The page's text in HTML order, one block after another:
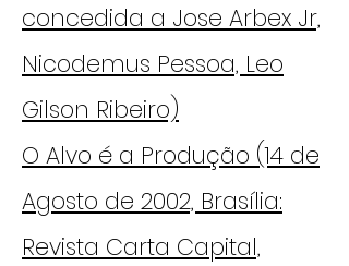
concedida a Jose Arbex Jr,
Nicodemus Pessoa, Leo
Gilson Ribeiro)
O Alvo é a Produção (14 de
Agosto de 2002, Brasília:
Revista Carta Capital,